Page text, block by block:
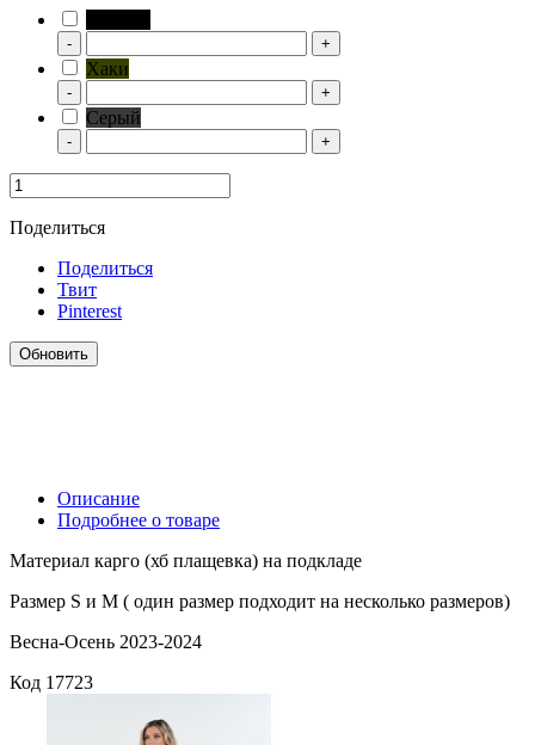
- +
Хаки
- +
Серый
- +
Поделиться
Поделиться
Твит
Pinterest
Описание
Подробнее о товаре
Материал карго (хб плащевка) на подкладе
Размер S и M ( один размер подходит на несколько размеров)
Весна-Осень 2023-2024
Код 17723